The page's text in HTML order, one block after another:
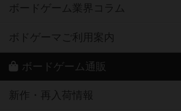
ボードゲーム業界コラム
ボドゲーマご利用案内
ボードゲーム通販
新作・再入荷情報